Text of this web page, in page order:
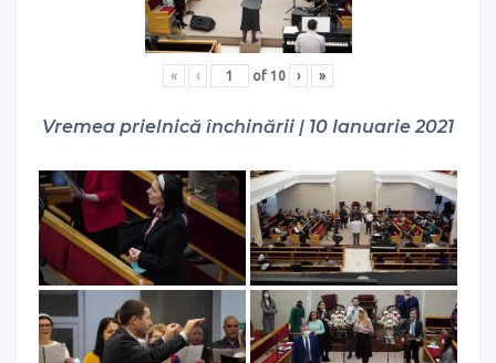
« ‹ of 10 › »
Vremea prielnică închinării | 10 Ianuarie 2021